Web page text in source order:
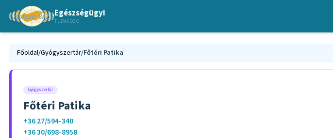
Egészségügyi
TUDAKOZÓ
Főoldal/Gyógyszertár/Főtéri Patika
Gyógyszertár
Főtéri Patika
+36 27/594-340
+36 30/698-8958